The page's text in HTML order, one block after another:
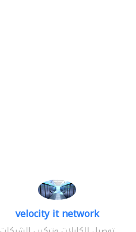
velocity it network